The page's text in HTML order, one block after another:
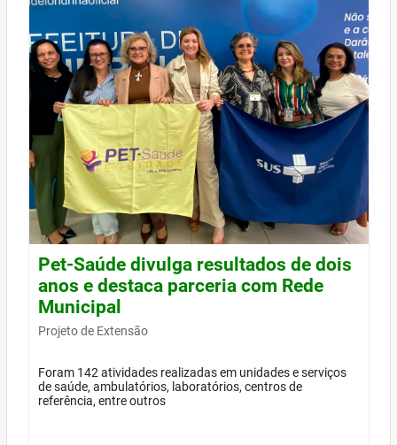
Pet-Saúde divulga resultados de dois
anos e destaca parceria com Rede
Municipal
Projeto de Extensão
Foram 142 atividades realizadas em unidades e serviços
de saúde, ambulatórios, laboratórios, centros de
referência, entre outros